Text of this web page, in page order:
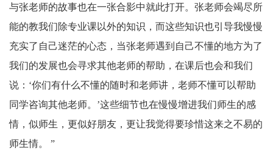
与张老师的故事也在一张合影中就此打开。张老师会竭尽所
能的教我们除专业课以外的知识，而这些知识也引导我慢慢
充实了自己迷茫的心态，当张老师遇到自己不懂的地方为了
我们的发展也会寻求其他老师的帮助，在课后也会和我们
说：‘你们有什么不懂的随时和老师讲，老师不懂可以帮助
同学咨询其他老师。’这些细节也在慢慢增进我们师生的感
情，似师生，更似好朋友，更让我觉得要珍惜这来之不易的
师生情。
”